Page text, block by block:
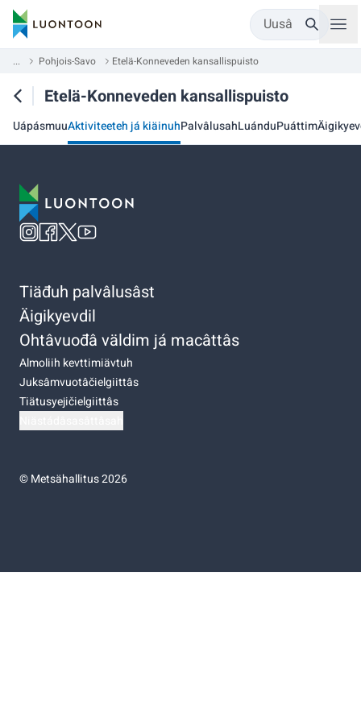
Uusâ
... Pohjois-Savo Etelä-Konneveden kansallispuisto
Etelä-Konneveden kansallispuisto
UápásmuuAktiviteeteh já kiäinuhPalvâlusahLuánduPuáttim
Tiäđuh palvâlusâst
Äigikyevdil
Ohtâvuođâ väldim já macâttâs
Almoliih kevttimiävtuh
Juksâmvuotâčielgiittâs
Tiätusyejičielgiittâs
©Metsähallitus 2026